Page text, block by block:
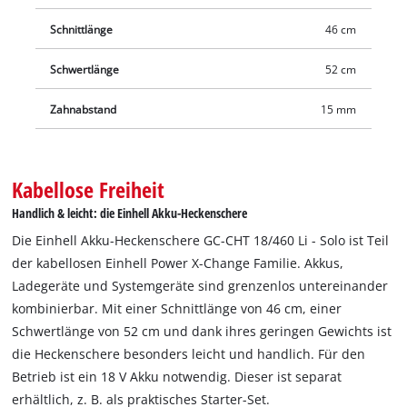
Schnittlänge 46 cm
Schwertlänge 52 cm
Zahnabstand 15 mm
Kabellose Freiheit
Handlich & leicht: die Einhell Akku-Heckenschere
Die Einhell Akku-Heckenschere GC-CHT 18/460 Li - Solo ist Teil
der kabellosen Einhell Power X-Change Familie. Akkus,
Ladegeräte und Systemgeräte sind grenzenlos untereinander
kombinierbar. Mit einer Schnittlänge von 46 cm, einer
Schwertlänge von 52 cm und dank ihres geringen Gewichts ist
die Heckenschere besonders leicht und handlich. Für den
Betrieb ist ein 18 V Akku notwendig. Dieser ist separat
erhältlich, z. B. als praktisches Starter-Set.